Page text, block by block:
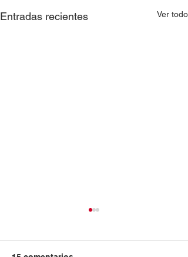
Entradas recientes Ver todo